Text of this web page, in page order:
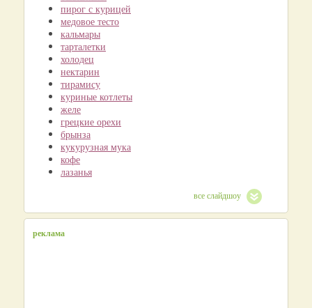
пирог с курицей
медовое тесто
кальмары
тарталетки
холодец
нектарин
тирамису
куриные котлеты
желе
грецкие орехи
брынза
кукурузная мука
кофе
лазанья
все слайдшоу
реклама